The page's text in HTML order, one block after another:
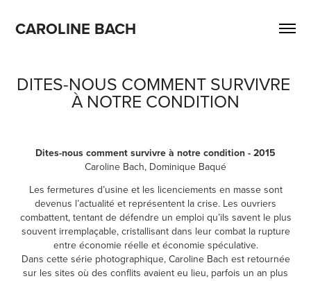
CAROLINE BACH
DITES-NOUS COMMENT SURVIVRE
À NOTRE CONDITION
Dites-nous comment survivre à notre condition - 2015
Caroline Bach, Dominique Baqué
Les fermetures d’usine et les licenciements en masse sont
devenus l’actualité et représentent la crise. Les ouvriers
combattent, tentant de défendre un emploi qu’ils savent le plus
souvent irremplaçable, cristallisant dans leur combat la rupture
entre économie réelle et économie spéculative.
Dans cette série photographique, Caroline Bach est retournée
sur les sites où des conflits avaient eu lieu, parfois un an plus